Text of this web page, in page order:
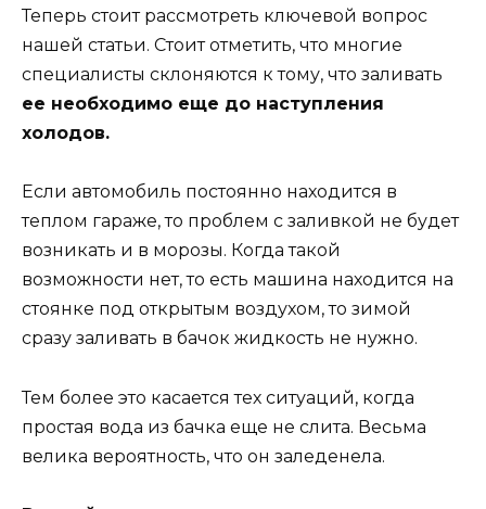
Теперь стоит рассмотреть ключевой вопрос
нашей статьи. Стоит отметить, что многие
специалисты склоняются к тому, что заливать
ее необходимо еще до наступления
холодов.
Если автомобиль постоянно находится в
теплом гараже, то проблем с заливкой не будет
возникать и в морозы. Когда такой
возможности нет, то есть машина находится на
стоянке под открытым воздухом, то зимой
сразу заливать в бачок жидкость не нужно.
Тем более это касается тех ситуаций, когда
простая вода из бачка еще не слита. Весьма
велика вероятность, что он заледенела.